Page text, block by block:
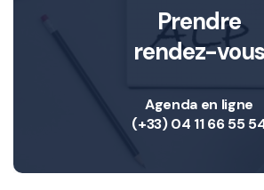
Prendre
rendez-vous
Agenda en ligne
(+33) 04 11 66 55